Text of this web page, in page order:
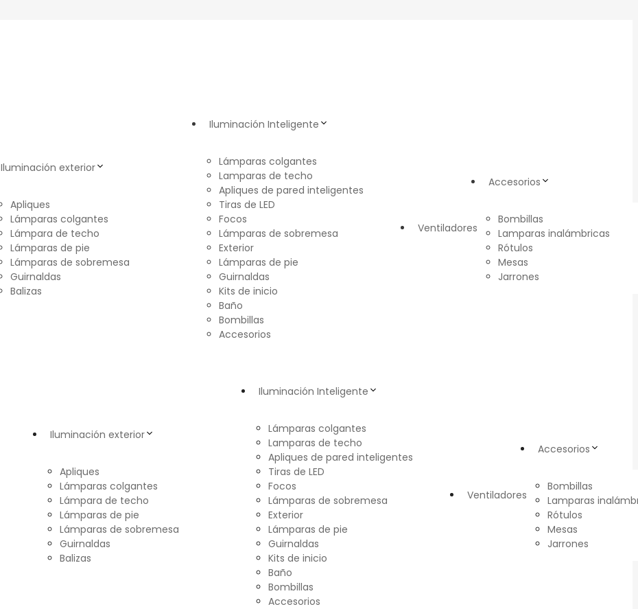
Iluminación exterior
Apliques
Lámparas colgantes
Lámpara de techo
Lámparas de pie
Lámparas de sobremesa
Guirnaldas
Balizas
Iluminación Inteligente
Lámparas colgantes
Lamparas de techo
Apliques de pared inteligentes
Tiras de LED
Focos
Lámparas de sobremesa
Exterior
Lámparas de pie
Guirnaldas
Kits de inicio
Baño
Bombillas
Accesorios
Ventiladores
Accesorios
Bombillas
Lamparas inalámbricas
Rótulos
Mesas
Jarrones
Iluminación exterior
Apliques
Lámparas colgantes
Lámpara de techo
Lámparas de pie
Lámparas de sobremesa
Guirnaldas
Balizas
Iluminación Inteligente
Lámparas colgantes
Lamparas de techo
Apliques de pared inteligentes
Tiras de LED
Focos
Lámparas de sobremesa
Exterior
Lámparas de pie
Guirnaldas
Kits de inicio
Baño
Bombillas
Accesorios
Ventiladores
Accesorios
Bombillas
Lamparas
Rótulos
Mesas
Jarrones